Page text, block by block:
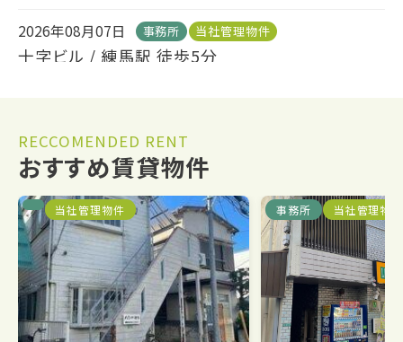
2026年08月07日 事務所 当社管理物件
十字ビル / 練馬駅 徒歩5分
歩5分
2026年06月20日 マンション 当社管理物件
Estelle /練馬駅 徒歩15分
2026年07月25日 アパート 当社管理物件
★ご成約御礼★カーサS /板橋本町駅 徒歩4分
2026年06月05日 当社管理物件
RECCOMENDED RENT
おすすめ賃貸物件
当社管理物件 事務所 当社管理物件